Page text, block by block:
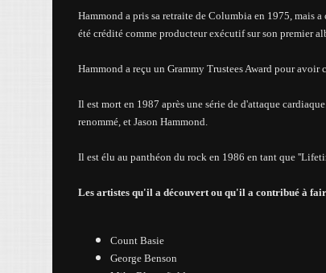
Hammond a pris sa retraite de Columbia en 1975, mais
été crédité comme producteur exécutif sur son premier
Hammond a reçu un Grammy Trustees Award pour avoir
Il est mort en 1987 après une série de d'attaque
renommé, et Jason Hammond.
Il est élu au panthéon du rock en 1986 en tant que
Les artistes qu'il a découvert ou qu'il a contribué à
Count Basie
George Benson